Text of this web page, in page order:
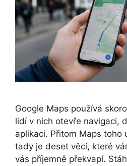
Google Maps používá
lidí v nich otevře navigaci,
aplikaci. Přitom Maps toho
tady je deset věcí, které
vás příjemně překvapí.